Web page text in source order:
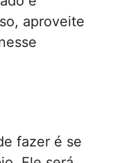
aproveite
fazer é se